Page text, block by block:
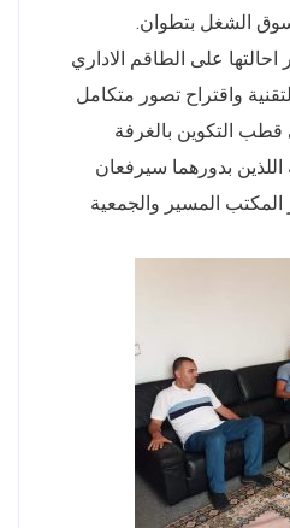
الشغل بتطوان.
على الطاقم الاداري
واقتراح تصور متكامل
التكوين بالغرفة
بدورهما سيرفعان
المسير والجمعية